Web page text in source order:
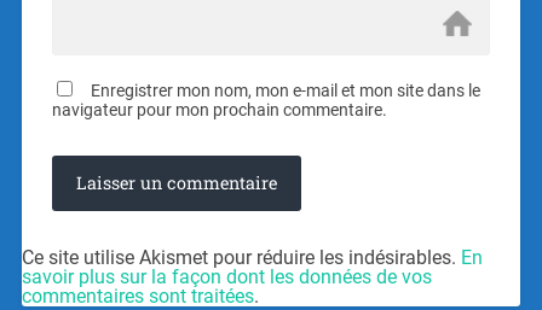
Enregistrer mon nom, mon e-mail et mon site dans le
navigateur pour mon prochain commentaire.
Ce site utilise Akismet pour réduire les indésirables. En
savoir plus sur la façon dont les données de vos
commentaires sont traitées.